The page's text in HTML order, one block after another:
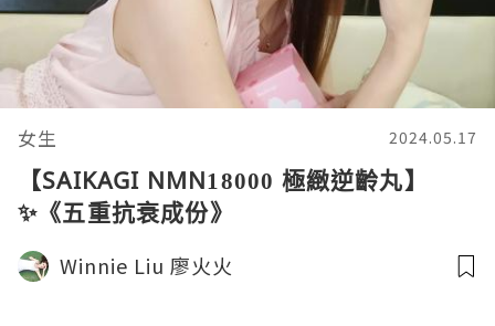
女生 2024.05.17
【SAIKAGI NMN18000 極緻逆齡丸】
✨《五重抗衰成份》
Winnie Liu 廖火火